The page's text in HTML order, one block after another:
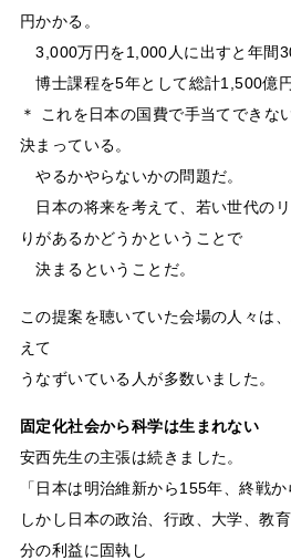
円かかる。
3,000万円を1,000人に出すと年間
博士課程を5年として総計1,500億円
＊ これを日本の国費で手当てできな
決まっている。
やるかやらないかの問題だ。
日本の将来を考えて、若い世代の
りがあるかどうかということで
決まるということだ。
この提案を聴いていた会場の人々は
えて
うなずいている人が多数いました。
固定化社会から科学は生まれない
安西先生の主張は続きました。
「日本は明治維新から155年、終戦か
しかし日本の政治、行政、大学、教
分の利益に固執し